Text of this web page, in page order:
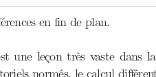
en fin de plan.
une leçon très vaste dans
normés, le calcul